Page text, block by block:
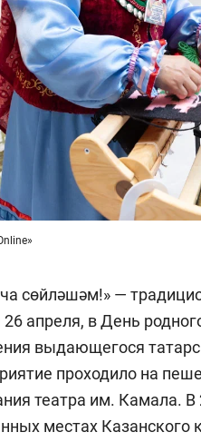
сөйләшәм!» —
26 апреля, в День
выдающегося
проходило на
театра им. Камала.
местах Казанского